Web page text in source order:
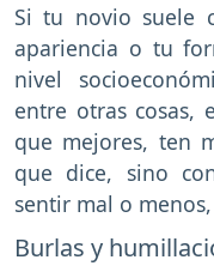
Si tu novio suele
apariencia o tu
nivel
entre otras cosas,
que mejores, ten
que dice, sino
sentir mal o
Burlas y